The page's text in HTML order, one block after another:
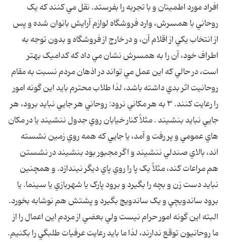
افراد مورد اطمينان و با تجربه را بفرستد. نقل مي کنند که يک
روحاني با همسرش، وارد فروشگاه لوازم آرايش بانوان شده و پس
از انتخاب يکي از اقلام آن، و در خارج از فروشگاه و بدون توجه به
اطراف خود، آن را به همسرش نشان مي داد که کداميک بهتر
است، در حالي که اين عمل مي تواند در اذهان مردم نسبت به مقام
روحانيت اثر بدي داشته باشد، لذا طلاب محترم بايد اين گونه امور
را رعايت کنند. ۳ به هر مکاني نرود: روحاني هر جايي نبايد برود، هر
جايي نبايد بنشيند . مثلاً کنار خيابان روي جدول ننشيند يا در مکان
هاي عمومي و پر رفت و آمد، يا جايي که همه روي زمين نشسته
اند، بالاي صندلي ننشيند و اگر مجبور بود بنشيند در نشستن
هم مراعات کند، مثلاً يک پا را روي پاي ديگر نيندازد. و همچنين
نبايد دست زن و بچه را بگيرد و برود پارک يا شهربازي يا سينما. يا
برود ساندويچي و يک ساندويچ بگيرد و پشتش هم نوشابه بخورد.
البته اين گونه امور حرام نيست ولي بعضي از مردم اين اعمال را از
ما روحانيون توقع ندارند، لذا ما بايد رعايت عرفيات طلبگي را بکنيم.